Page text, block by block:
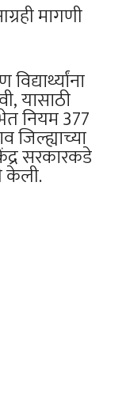
मागणी
यासाठी
नियम 377
जिल्ह्याच्या
सरकारकडे
केली.